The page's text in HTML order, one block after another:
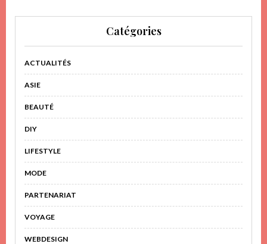
Catégories
ACTUALITÉS
ASIE
BEAUTÉ
DIY
LIFESTYLE
MODE
PARTENARIAT
VOYAGE
WEBDESIGN